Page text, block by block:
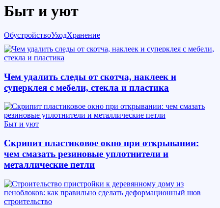
Быт и уют
ОбустройствоУходХранение
Чем удалить следы от скотча, наклеек и
суперклея с мебели, стекла и пластика
Быт и уют
Скрипит пластиковое окно при открывании:
чем смазать резиновые уплотнители и
металлические петли
строительство